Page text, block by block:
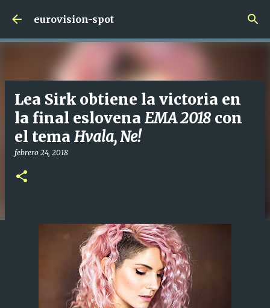
Ir al contenido principal
eurovision-spot
Lea Sirk obtiene la victoria en
la final eslovena EMA 2018 con
el tema Hvala, Ne!
febrero 24, 2018